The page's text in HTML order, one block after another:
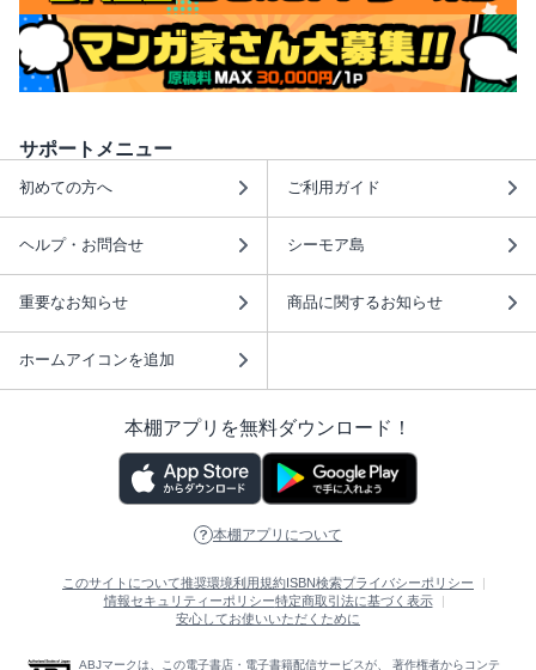
サポートメニュー
初めての方へ ご利用ガイド
ヘルプ・お問合せ シーモア島
重要なお知らせ 商品に関するお知らせ
ホームアイコンを追加
本棚アプリを無料ダウンロード！
本棚アプリについて
このサイトについて推奨環境利用規約 ISBN検索プライバシーポリシー
情報セキュリティーポリシー特定商取引法に基づく表示
安心してお使いいただくために
ABJマークは、この電子書店・電子書籍配信サービスが、 著作権者からコンテ